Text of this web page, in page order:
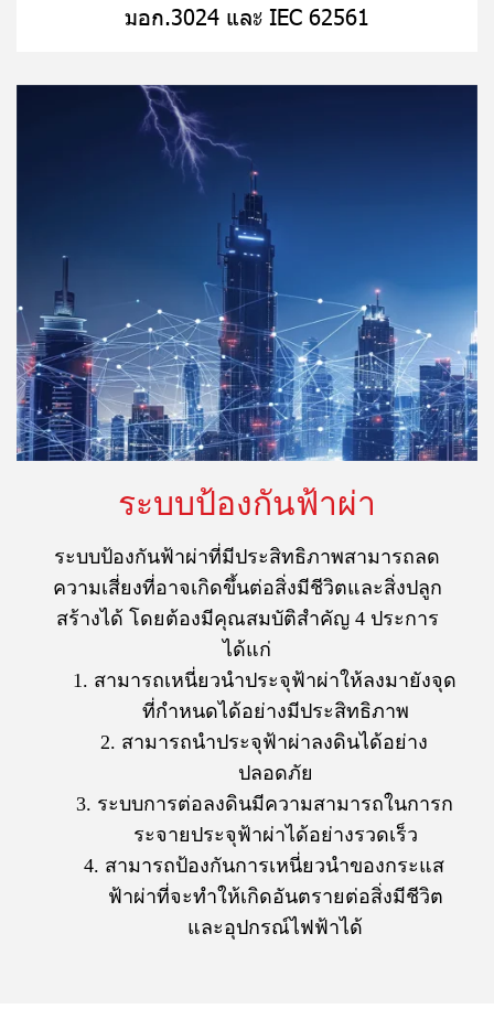
มอก.3024 และ IEC 62561
ระบบป้องกันฟ้าผ่า
ระบบป้องกันฟ้าผ่าที่มีประสิทธิภาพสามารถลด
ความเสี่ยงที่อาจเกิดขึ้นต่อสิ่งมีชีวิตและสิ่งปลูก
สร้างได้ โดยต้องมีคุณสมบัติสำคัญ 4 ประการ
ได้แก่
สามารถเหนี่ยวนำประจุฟ้าผ่าให้ลงมายังจุด
ที่กำหนดได้อย่างมีประสิทธิภาพ
สามารถนำประจุฟ้าผ่าลงดินได้อย่าง
ปลอดภัย
ระบบการต่อลงดินมีความสามารถในการก
ระจายประจุฟ้าผ่าได้อย่างรวดเร็ว
สามารถป้องกันการเหนี่ยวนำของกระแส
ฟ้าผ่าที่จะทำให้เกิดอันตรายต่อสิ่งมีชีวิต
และอุปกรณ์ไฟฟ้าได้